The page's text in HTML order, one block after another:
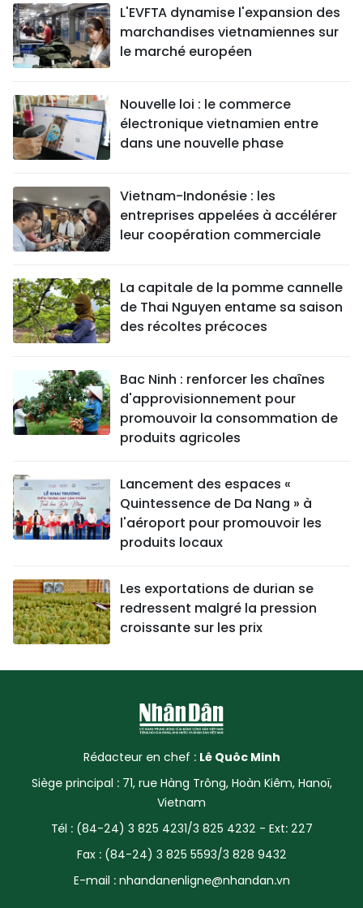
L'EVFTA dynamise l'expansion des
marchandises vietnamiennes sur
le marché européen
Nouvelle loi : le commerce
électronique vietnamien entre
dans une nouvelle phase
Vietnam-Indonésie : les
entreprises appelées à accélérer
leur coopération commerciale
La capitale de la pomme cannelle
de Thai Nguyen entame sa saison
des récoltes précoces
Bac Ninh : renforcer les chaînes
d'approvisionnement pour
promouvoir la consommation de
produits agricoles
Lancement des espaces «
Quintessence de Da Nang » à
l'aéroport pour promouvoir les
produits locaux
Les exportations de durian se
redressent malgré la pression
croissante sur les prix
Rédacteur en chef : Lê Quôc Minh
Siège principal : 71, rue Hàng Trông, Hoàn Kiêm, Hanoï,
Vietnam
Tél : (84-24) 3 825 4231/3 825 4232 - Ext: 227
Fax : (84-24) 3 825 5593/3 828 9432
E-mail : nhandanenligne@nhandan.vn